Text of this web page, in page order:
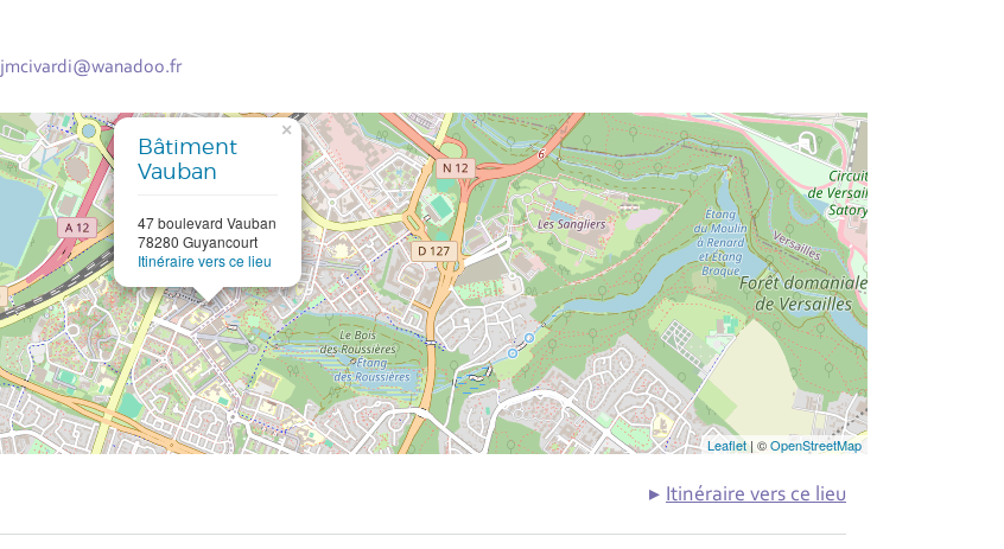
jmcivardi@wanadoo.fr
Bâtiment
Vauban
47 boulevard Vauban
78280 Guyancourt
Itinéraire vers ce lieu
×
Leaflet | ©OpenStreetMap
Itinéraire vers ce lieu